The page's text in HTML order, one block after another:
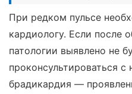
При редком пульсе
кардиологу. Если после
патологии выявлено не
проконсультироваться
брадикардия —